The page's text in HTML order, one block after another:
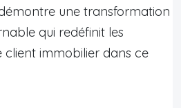
démontre une transformation
qui redéfinit les
client immobilier dans ce